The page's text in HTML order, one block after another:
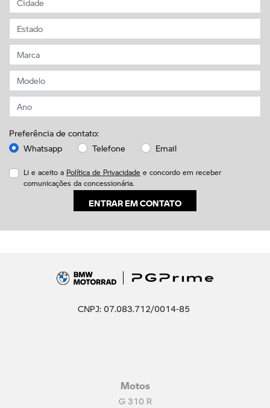
Preferência de contato:
Whatsapp
Telefone Email
Li e aceito a Política de Privacidade e concordo em receber
comunicações da concessionária.
ENTRAR EM CONTATO
CNPJ: 07.083.712/0014-85
Motos
G 310 R